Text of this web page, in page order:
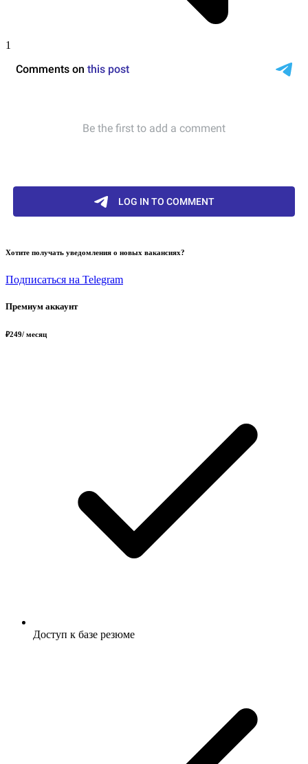
1
Хотите получать уведомления о новых вакансиях?
Подписаться на Telegram
Премиум аккаунт
₽249/ месяц
Доступ к базе резюме